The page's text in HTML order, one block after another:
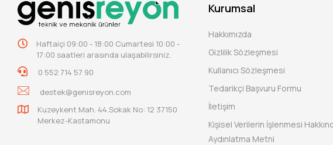
Haftaiçi 09:00 - 18:00 Cumartesi 10:00 -
17:00 saatleri arasında ulaşabilirsiniz.
0 552 714 57 90
destek@genisreyon.com
Kuzeykent Mah. 44.Sokak No: 12 37150
Merkez-Kastamonu
Kurumsal
Hakkımızda
Gizlilik Sözleşmesi
Kullanıcı Sözleşmesi
Tedarikçi Başvuru Formu
İletişim
Kişisel Verilerin İşlenmesi
Aydınlatma Metni